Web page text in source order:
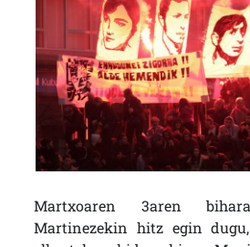
Martxoaren 3aren
Martinezekin hitz egin